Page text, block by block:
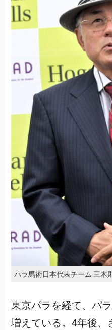
パラ馬術日本代表チーム 三木
東京パラを経て、パ
増えている。4年後、